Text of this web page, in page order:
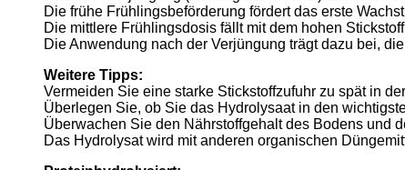
Die frühe Frühlingsbeförderung fördert das erste
Die mittlere Frühlingsdosis fällt mit dem hohen
Die Anwendung nach der Verjüngung trägt dazu bei,
Weitere Tipps:
Vermeiden Sie eine starke Stickstoffzufuhr zu spät in
Überlegen Sie, ob Sie das Hydrolysaat in den
Überwachen Sie den Nährstoffgehalt des Bodens und
Das Hydrolysat wird mit anderen organischen